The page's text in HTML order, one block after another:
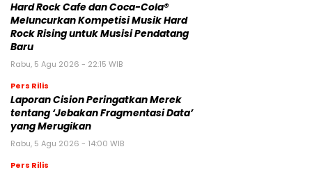
Hard Rock Cafe dan Coca-Cola®
Meluncurkan Kompetisi Musik Hard
Rock Rising untuk Musisi Pendatang
Baru
Rabu, 5 Agu 2026 - 22:15 WIB
Pers Rilis
Laporan Cision Peringatkan Merek
tentang ‘Jebakan Fragmentasi Data’
yang Merugikan
Rabu, 5 Agu 2026 - 14:00 WIB
Pers Rilis